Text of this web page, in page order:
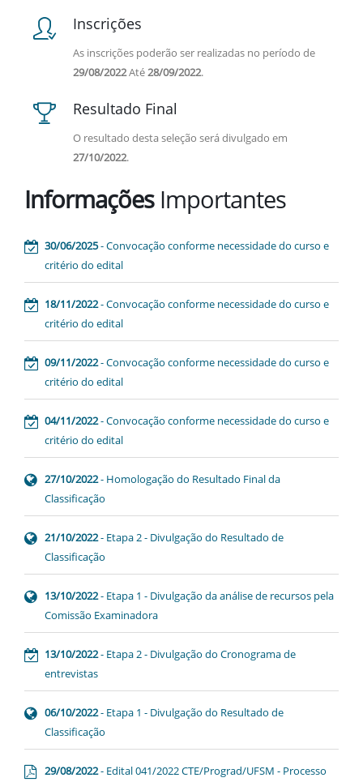
Inscrições
As inscrições poderão ser realizadas no período de
29/08/2022Até28/09/2022.
Resultado Final
O resultado desta seleção será divulgado em
27/10/2022.
InformaçõesImportantes
30/06/2025- Convocação conforme necessidade do curso e
critério do edital
18/11/2022- Convocação conforme necessidade do curso e
critério do edital
09/11/2022- Convocação conforme necessidade do curso e
critério do edital
04/11/2022- Convocação conforme necessidade do curso e
critério do edital
27/10/2022- Homologação do Resultado Final da
Classificação
21/10/2022- Etapa 2 - Divulgação do Resultado de
Classificação
13/10/2022- Etapa 1 - Divulgação da análise de recursos pela
Comissão Examinadora
13/10/2022- Etapa 2 - Divulgação do Cronograma de
entrevistas
06/10/2022- Etapa 1 - Divulgação do Resultado de
Classificação
29/08/2022- Edital 041/2022 CTE/Prograd/UFSM - Processo